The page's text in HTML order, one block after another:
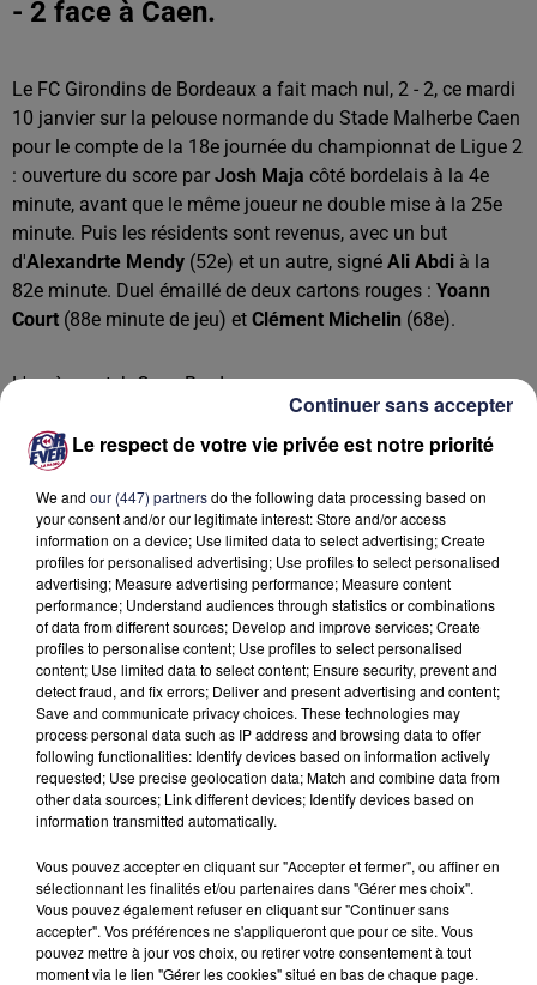
- 2 face à Caen.
Le FC Girondins de Bordeaux a fait mach nul, 2 - 2, ce mardi
10 janvier sur la pelouse normande du Stade Malherbe Caen
pour le compte de la 18e journée du championnat de Ligue 2
: ouverture du score par Josh Maja côté bordelais à la 4e
minute, avant que le même joueur ne double mise à la 25e
minute. Puis les résidents sont revenus, avec un but
d'Alexandrte Mendy (52e) et un autre, signé Ali Abdi à la
82e minute. Duel émaillé de deux cartons rouges : Yoann
Court (88e minute de jeu) et Clément Michelin (68e).
L'après-match Caen-Bordeaux
À LA UNE
31 juillet 2026
favorable
30 juillet 2026
Incendies en Gironde : retour des habitants
Le respect de votre vie privée est notre priorité
We and our (447) partnersdo the following data processing based on
your consent and/or our legitimate interest: Store and/or access
information on a device; Use limited data to select advertising; Create
profiles for personalised advertising; Use profiles to select personalised
advertising; Measure advertising performance; Measure content
performance; Understand audiences through statistics or combinations
of data from different sources; Develop and improve services; Create
profiles to personalise content; Use profiles to select personalised
content; Use limited data to select content; Ensure security, prevent and
detect fraud, and fix errors; Deliver and present advertising and content;
Save and communicate privacy choices. These technologies may
process personal data such as IP address and browsing data to offer
following functionalities: Identify devices based on information actively
requested; Use precise geolocation data; Match and combine data from
other data sources; Link different devices; Identify devices based on
information transmitted automatically.
Vous pouvez accepter en cliquant sur "Accepter et fermer", ou affiner en
sélectionnant les finalités et/ou partenaires dans "Gérer mes choix".
Vous pouvez également refuser en cliquant sur "Continuer sans
accepter". Vos préférences ne s'appliqueront que pour ce site. Vous
pouvez mettre à jour vos choix, ou retirer votre consentement à tout
moment via le lien "Gérer les cookies" situé en bas de chaque page.
Continuer sans accepter